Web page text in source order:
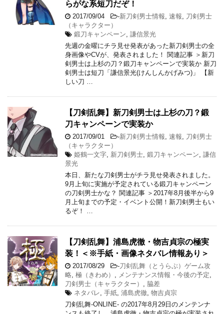
らがな系短刀だぞ！
2017/09/04 -新刀剣男士情報 速報
刀剣男士
（キャラクター）
鍛刀キャンペーン 謙信景光
先週の金曜にチラ見せ発表があった新刀剣男士の全
身画像やCVが、発表されました！ 関連記事 ＞新刀
剣男士は上杉の刀？鍛刀キャンペーンで実装か 新刀
剣男士は短刀「謙信景光(けんしんかげみつ)」 【新
しい刀 …
【刀剣乱舞】新刀剣男士は上杉の刀？鍛
刀キャンペーンで実装か
2017/09/01 -新刀剣男士情報 速報
刀剣男士
（キャラクター）
姫鶴一文字 新刀剣男士 鍛刀キャンペーン 謙信
景光
本日、新たな刀剣男士がチラ見せ発表されました。
9月上旬に実施が予定されている鍛刀キャンペーン
の刀剣男士かな？ 関連記事 ＞2017年8月後半から9
月上旬までの予定・イベント公開！新刀剣男士もい
るぞ！ …
【刀剣乱舞】浦島虎徹・物吉貞宗の極実
装！＜※手紙・画像ネタバレ情報あり＞
2017/08/29 -刀剣乱舞（とうらぶ）ゲーム攻
略 極（きわめ） メンテナンス情報・今後の予定
刀剣男士（キャラクター）
脇差
ネタバレ 手紙 浦島虎徹 物吉貞宗
刀剣乱舞-ONLINE- の2017年8月29日のメンテンナ